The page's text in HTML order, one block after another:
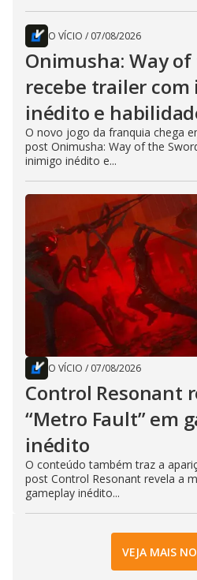
O VÍCIO / 07/08/2026
Onimusha: Way
recebe trailer
inédito e
O novo jogo da franquia chega
post Onimusha: Way of the
inimigo inédito e...
O VÍCIO / 07/08/2026
Control Resonant
“Metro Fault” em
inédito
O conteúdo também traz a
post Control Resonant revela a
gameplay inédito...
VEJA MAIS